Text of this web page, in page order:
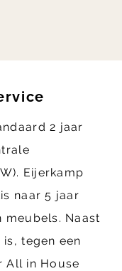
2 jaar
Eijerkamp
naar 5 jaar
Naast
tegen een
All in House